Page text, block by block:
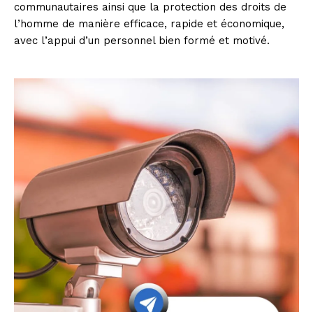
communautaires ainsi que la protection des droits de
l’homme de manière efficace, rapide et économique,
avec l’appui d’un personnel bien formé et motivé.